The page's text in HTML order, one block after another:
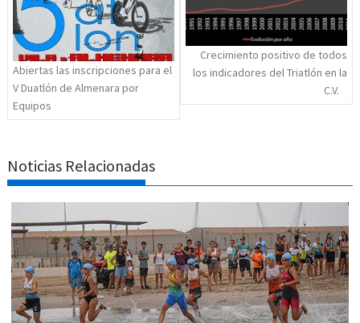
Abiertas las inscripciones para el
V Duatlón de Almenara por
Equipos
Crecimiento positivo de todos
los indicadores del Triatlón en la
C.V.
Noticias Relacionadas